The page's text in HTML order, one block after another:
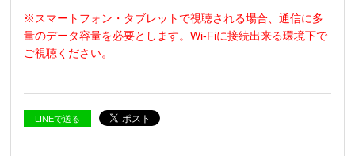
※スマートフォン・タブレットで視聴される場合、通信に多
量のデータ容量を必要とします。Wi-Fiに接続出来る環境下で
ご視聴ください。
LINEで送る